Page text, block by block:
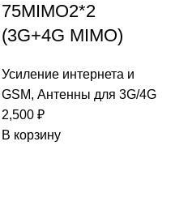
75MIMO2*2
(3G+4G MIMO)
Усиление интернета и
GSM, Антенны для 3G/4G
2,500 ₽
В корзину